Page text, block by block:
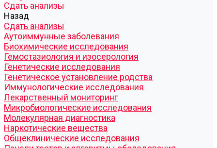
Cдать анализы
Назад
Cдать анализы
Аутоиммунные заболевания
Биохимические исследования
Гемостазиология и изосерология
Генетические исследования
Генетическое установление родства
Иммунологические исследования
Лекарственный мониторинг
Микробиологические исследования
Молекулярная диагностика
Наркотические вещества
Общеклинические исследования